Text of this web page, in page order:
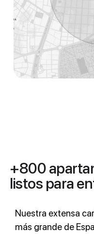
+800
listos para
Nuestra extensa
más grande de